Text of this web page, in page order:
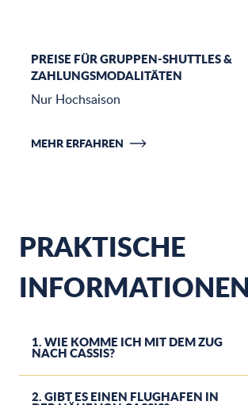
PREISE FÜR GRUPPEN-SHUTTLES &
ZAHLUNGSMODALITÄTEN
Nur Hochsaison
MEHR ERFAHREN
PRAKTISCHE
INFORMATIONEN
1. WIE KOMME ICH MIT DEM ZUG
NACH CASSIS?
2. GIBT ES EINEN FLUGHAFEN IN